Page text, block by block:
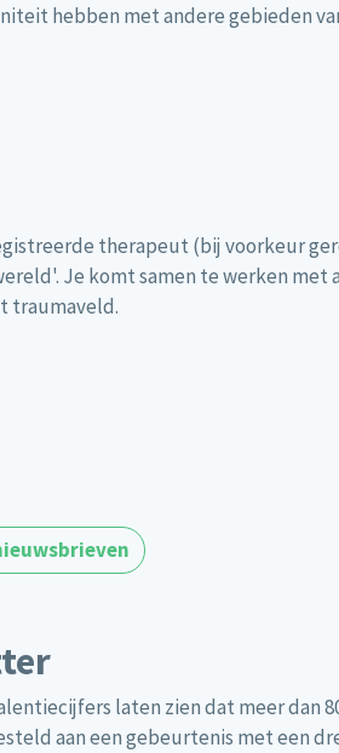
hebben met andere gebieden
therapeut (bij voorkeur
Je komt samen te werken met
traumaveld.
laten zien dat meer dan
aan een gebeurtenis met een